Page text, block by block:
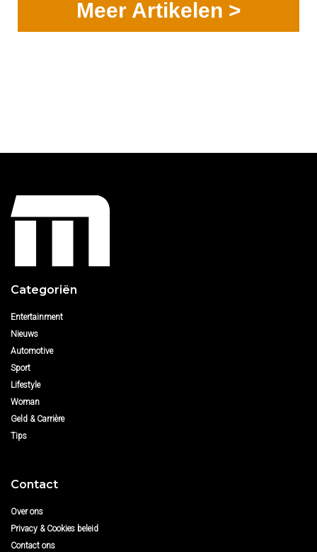
Meer Artikelen >
Categoriën
Entertainment
Nieuws
Automotive
Sport
Lifestyle
Woman
Geld & Carrière
Tips
Contact
Over ons
Privacy & Cookies beleid
Contact ons